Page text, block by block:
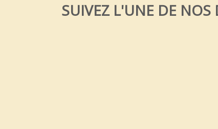
SUIVEZ L'UNE DE NOS